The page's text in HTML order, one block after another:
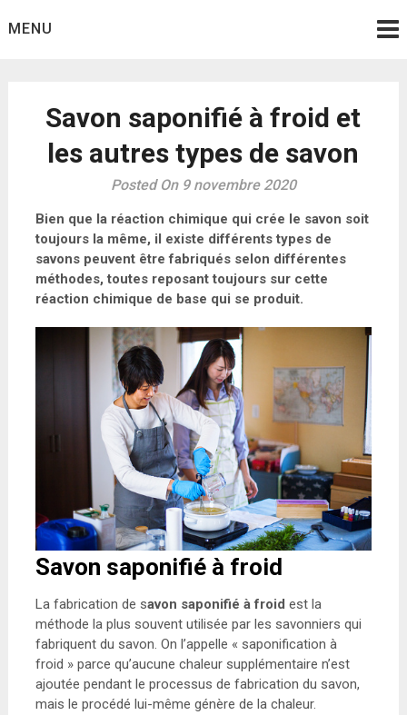
toMENU
Savon saponifié à froid et
les autres types de savon
Posted On 9 novembre 2020
Bien que la réaction chimique qui crée le savon soit
toujours la même, il existe différents types de
savons peuvent être fabriqués selon différentes
méthodes, toutes reposant toujours sur cette
réaction chimique de base qui se produit.
Savon saponifié à froid
La fabrication de savon saponifié à froid est la
méthode la plus souvent utilisée par les savonniers qui
fabriquent du savon. On l’appelle « saponification à
froid » parce qu’aucune chaleur supplémentaire n’est
ajoutée pendant le processus de fabrication du savon,
mais le procédé lui-même génère de la chaleur.